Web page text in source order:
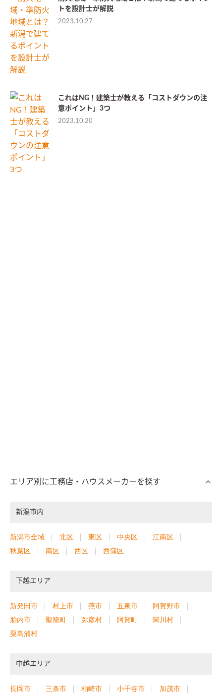
トを設計士が解説
2023.10.27
これはNG！建築士が教える「コストダウンの注
意ポイント」3つ
2023.10.20
エリア別に工務店・ハウスメーカーを探す
新潟市内
新潟市全域 北区 東区 中央区
江南区
秋葉区
南区 西区 西蒲区
下越エリア
新発田市 村上市 燕市 五泉市
阿賀野市
胎内市
聖籠町 弥彦村 阿賀町
関川村
粟島浦村
中越エリア
長岡市 三条市 柏崎市 小千谷市
加茂市